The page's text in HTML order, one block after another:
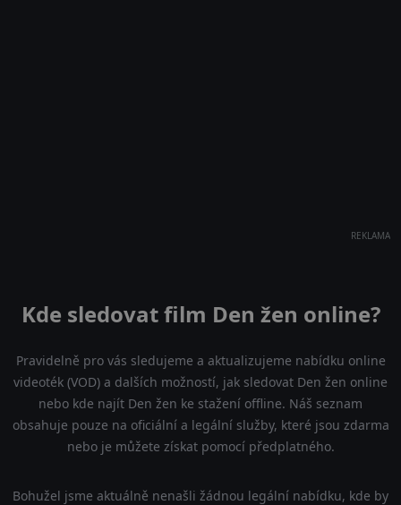
REKLAMA
Kde sledovat film Den žen online?
Pravidelně pro vás sledujeme a aktualizujeme nabídku online
videoték (VOD) a dalších možností, jak sledovat Den žen online
nebo kde najít Den žen ke stažení offline. Náš seznam
obsahuje pouze na oficiální a legální služby, které jsou zdarma
nebo je můžete získat pomocí předplatného.
Bohužel jsme aktuálně nenašli žádnou legální nabídku, kde by